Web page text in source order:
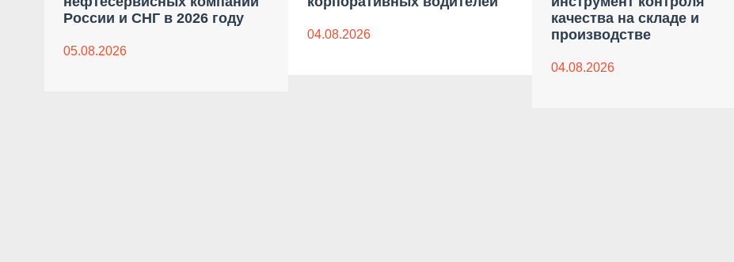
России и СНГ в 2026 году
05.08.2026
04.08.2026
качества на складе и
производстве
04.08.2026